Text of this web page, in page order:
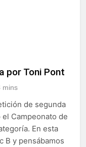
por Toni Pont
mins
de segunda
Campeonato de
En esta
B y pensábamos